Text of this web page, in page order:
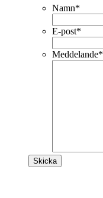
Namn*
E-post*
Meddelande*